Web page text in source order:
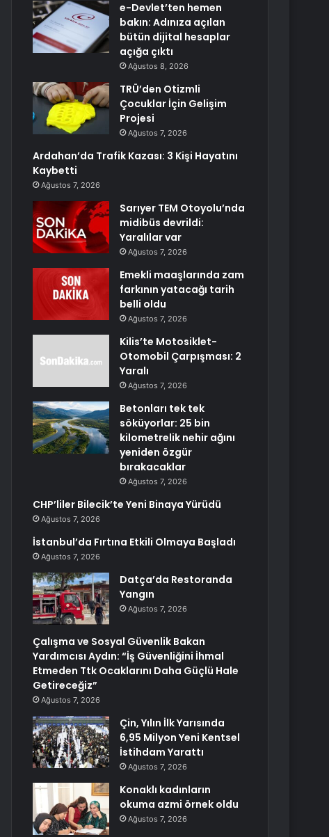
e-Devlet’ten hemen
bakın: Adınıza açılan
bütün dijital hesaplar
açığa çıktı
Ağustos 8, 2026
TRÜ’den Otizmli
Çocuklar İçin Gelişim
Projesi
Ağustos 7, 2026
Ardahan’da Trafik Kazası: 3 Kişi Hayatını
Kaybetti
Ağustos 7, 2026
Sarıyer TEM Otoyolu’nda
midibüs devrildi:
Yaralılar var
Ağustos 7, 2026
Emekli maaşlarında zam
farkının yatacağı tarih
belli oldu
Ağustos 7, 2026
Kilis’te Motosiklet-
Otomobil Çarpışması: 2
Yaralı
Ağustos 7, 2026
Betonları tek tek
söküyorlar: 25 bin
kilometrelik nehir ağını
yeniden özgür
bırakacaklar
Ağustos 7, 2026
CHP’liler Bilecik’te Yeni Binaya Yürüdü
Ağustos 7, 2026
İstanbul’da Fırtına Etkili Olmaya Başladı
Ağustos 7, 2026
Datça’da Restoranda
Yangın
Ağustos 7, 2026
Çalışma ve Sosyal Güvenlik Bakan
Yardımcısı Aydın: “İş Güvenliğini İhmal
Etmeden Ttk Ocaklarını Daha Güçlü Hale
Getireceğiz”
Ağustos 7, 2026
Çin, Yılın İlk Yarısında
6,95 Milyon Yeni Kentsel
İstihdam Yarattı
Ağustos 7, 2026
Konaklı kadınların
okuma azmi örnek oldu
Ağustos 7, 2026